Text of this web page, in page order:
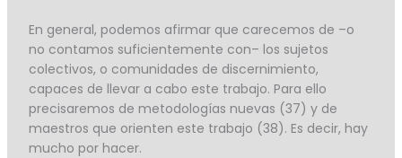
En general, podemos afirmar que carecemos de –o
no contamos suficientemente con– los sujetos
colectivos, o comunidades de discernimiento,
capaces de llevar a cabo este trabajo. Para ello
precisaremos de metodologías nuevas (37) y de
maestros que orienten este trabajo (38). Es decir, hay
mucho por hacer.